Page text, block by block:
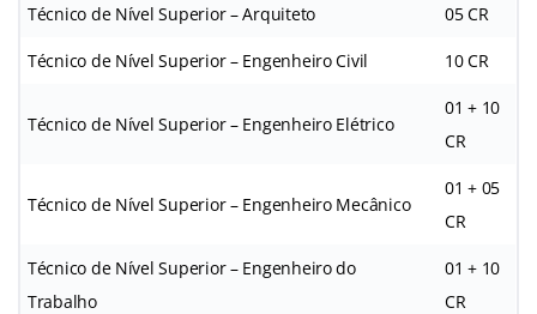
Técnico de Nível Superior – Arquiteto 05 CR
Técnico de Nível Superior – Engenheiro Civil 10 CR
Técnico de Nível Superior – Engenheiro Elétrico
01 + 10
CR
Técnico de Nível Superior – Engenheiro Mecânico
01 + 05
CR
Técnico de Nível Superior – Engenheiro do
Trabalho
01 + 10
CR